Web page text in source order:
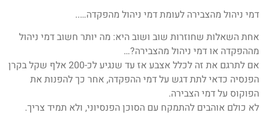
דמי ניהול מהצבירה לעומת דמי ניהול מהפקדה…..
אחת השאלות שחוזרות שוב ושוב היא: מה יותר חשוב דמי ניהול
מההפקדה או דמי ניהול מהצבירה?…
אם לתרגם את זה לכלל אצבע אז עד שנגיע לכ-200 אלף שקל בקרן
הפנסיה כדאי לתת דגש על דמי ההפקדה, אחר כך להפנות את
הפוקוס על דמי הצבירה.
לא כולם אוהבים להתמקח עם הסוכן הפנסיוני, ולא תמיד צריך.